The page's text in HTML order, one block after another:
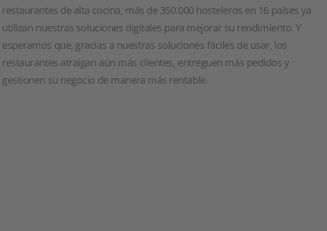
restaurantes de alta cocina, más de 350.000 hosteleros en 16 países ya
utilizan nuestras soluciones digitales para mejorar su rendimiento. Y
esperamos que, gracias a nuestras soluciones fáciles de usar, los
restaurantes atraigan aún más clientes, entreguen más pedidos y
gestionen su negocio de manera más rentable.